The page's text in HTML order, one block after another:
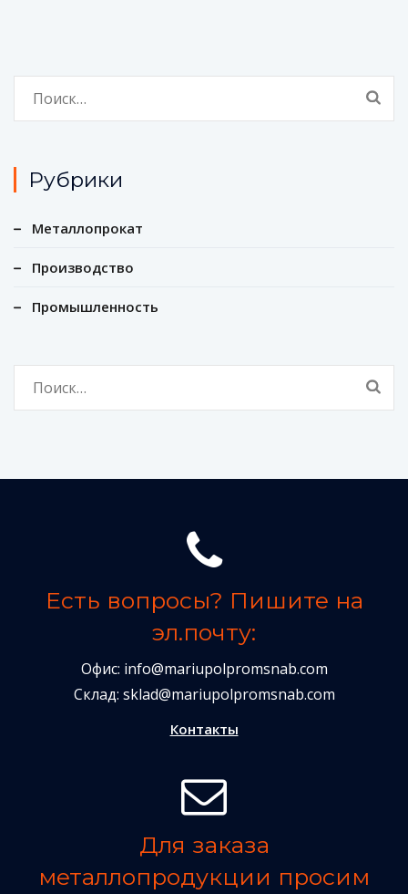
Рубрики
Металлопрокат
Производство
Промышленность
Есть вопросы? Пишите на
эл.почту:
Офис: info@mariupolpromsnab.com
Склад: sklad@mariupolpromsnab.com
Контакты
Для заказа
металлопродукции просим